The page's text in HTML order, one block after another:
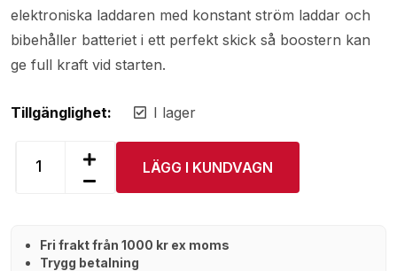
elektroniska laddaren med konstant ström laddar och
bibehåller batteriet i ett perfekt skick så boostern kan
ge full kraft vid starten.
Tillgänglighet: I lager
LÄGG I KUNDVAGN
Fri frakt från 1000 kr ex moms
Trygg betalning